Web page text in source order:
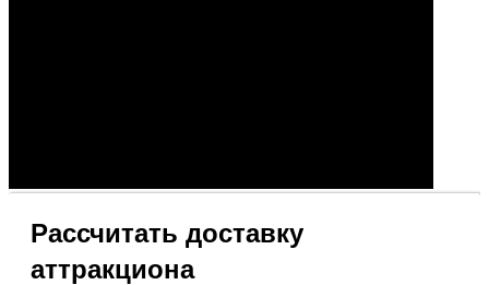
Рассчитать доставку
аттракциона